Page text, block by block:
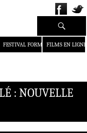
FESTIVAL FORMAT COURT
FILMS EN LIGNE
Recherche
: NOUVELLE